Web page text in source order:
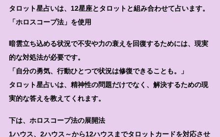
タロット星占いは、12星座とタロットと組み合わせて占います。
「ホロスコープ法」を使用
暗雲立ち込める状況で不安や力の衰えを回復するためには、現実
的な対処法が必要です。
「自分の勇気、行動ひとつで状況は修復できることも。」
タロット星占いは、精神性の問題だけでなく、解決するための現
実的な答えを教えてくれます。
下は、ホロスコープ法の展開法
1ハウス、2ハウス～から12ハウスまでタロットカードを対応させ